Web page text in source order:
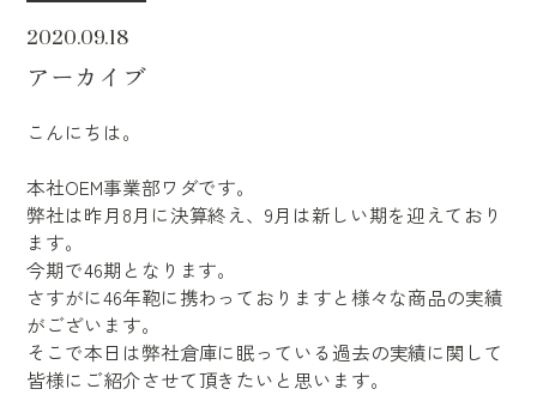
2020.09.18
アーカイブ
こんにちは。
本社OEM事業部ワダです。
弊社は昨月8月に決算終え、9月は新しい期を迎えており
ます。
今期で46期となります。
さすがに46年鞄に携わっておりますと様々な商品の実績
がございます。
そこで本日は弊社倉庫に眠っている過去の実績に関して
皆様にご紹介させて頂きたいと思います。